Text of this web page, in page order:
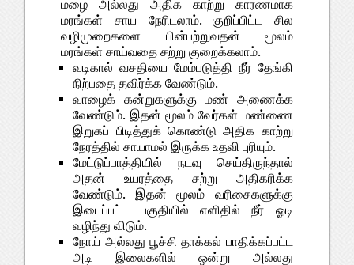
மழை அல்லது அதிக காற்று காரணமாக
மரங்கள் சாய நேரிடலாம். குறிப்பிட்ட சில
வழிமுறைகளை பின்பற்றுவதன் மூலம்
மரங்கள் சாய்வதை சற்று குறைக்கலாம்.
வடிகால் வசதியை மேம்படுத்தி நீர் தேங்கி
நிற்பதை தவிர்க்க வேண்டும்.
வாழைக் கன்றுகளுக்கு மண் அணைக்க
வேண்டும். இதன் மூலம் வேர்கள் மண்ணை
இறுகப் பிடித்துக் கொண்டு அதிக காற்று
நேரத்தில் சாயாமல் இருக்க உதவி புரியும்.
மேட்டுப்பாத்தியில் நடவு செய்திருந்தால்
அதன் உயரத்தை சற்று அதிகரிக்க
வேண்டும். இதன் மூலம் வரிசைகளுக்கு
இடைப்பட்ட பகுதியில் எளிதில் நீர் ஓடி
வழிந்து விடும்.
நோய் அல்லது பூச்சி தாக்கல் பாதிக்கப்பட்ட
அடி இலைகளில் ஒன்று அல்லது